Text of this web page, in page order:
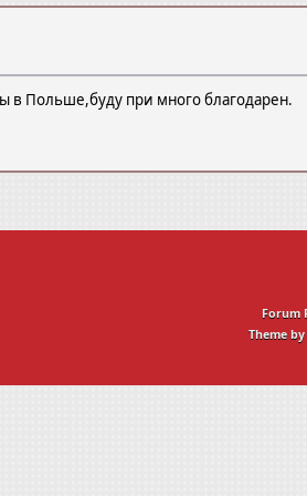
в Польше,буду при много благодарен.
Forum
Theme by